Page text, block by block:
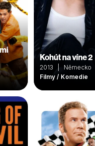
Kohút na víne 2
2013 | Německo
Filmy / Komedie